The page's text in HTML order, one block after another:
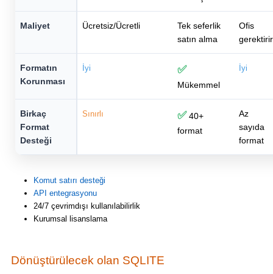
Maliyet Ücretsiz/Ücretli
Tek seferlik
satın alma
Ofis
gerektirir
Formatın
Korunması
İyi ✅
Mükemmel
İyi
Birkaç
Format
Desteği
Sınırlı ✅40+
format
Az
sayıda
format
Komut satırı desteği
API entegrasyonu
24/7 çevrimdışı kullanılabilirlik
Kurumsal lisanslama
Dönüştürülecek olan SQLITE